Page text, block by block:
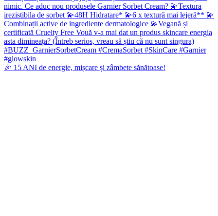
🎉 15 ANI de energie, mișcare și zâmbete sănătoase!